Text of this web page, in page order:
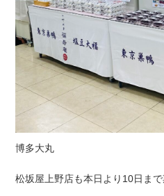
博多大丸
松坂屋上野店も本日より10日ま